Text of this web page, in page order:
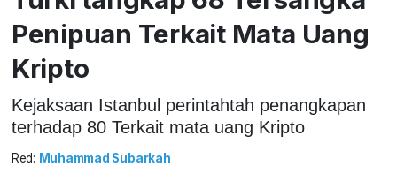
Penipuan Terkait Mata Uang
Kripto
Kejaksaan Istanbul perintahtah penangkapan
terhadap 80 Terkait mata uang Kripto
Red: Muhammad Subarkah